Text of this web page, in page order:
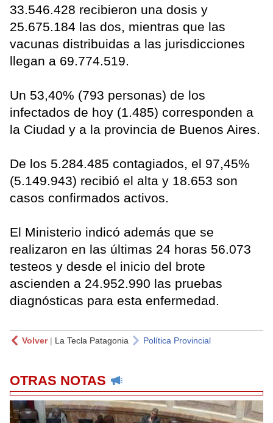
33.546.428 recibieron una dosis y
25.675.184 las dos, mientras que las
vacunas distribuidas a las jurisdicciones
llegan a 69.774.519.
Un 53,40% (793 personas) de los
infectados de hoy (1.485) corresponden a
la Ciudad y a la provincia de Buenos Aires.
De los 5.284.485 contagiados, el 97,45%
(5.149.943) recibió el alta y 18.653 son
casos confirmados activos.
El Ministerio indicó además que se
realizaron en las últimas 24 horas 56.073
testeos y desde el inicio del brote
ascienden a 24.952.990 las pruebas
diagnósticas para esta enfermedad.
Volver| La Tecla Patagonia Política Provincial
OTRAS NOTAS